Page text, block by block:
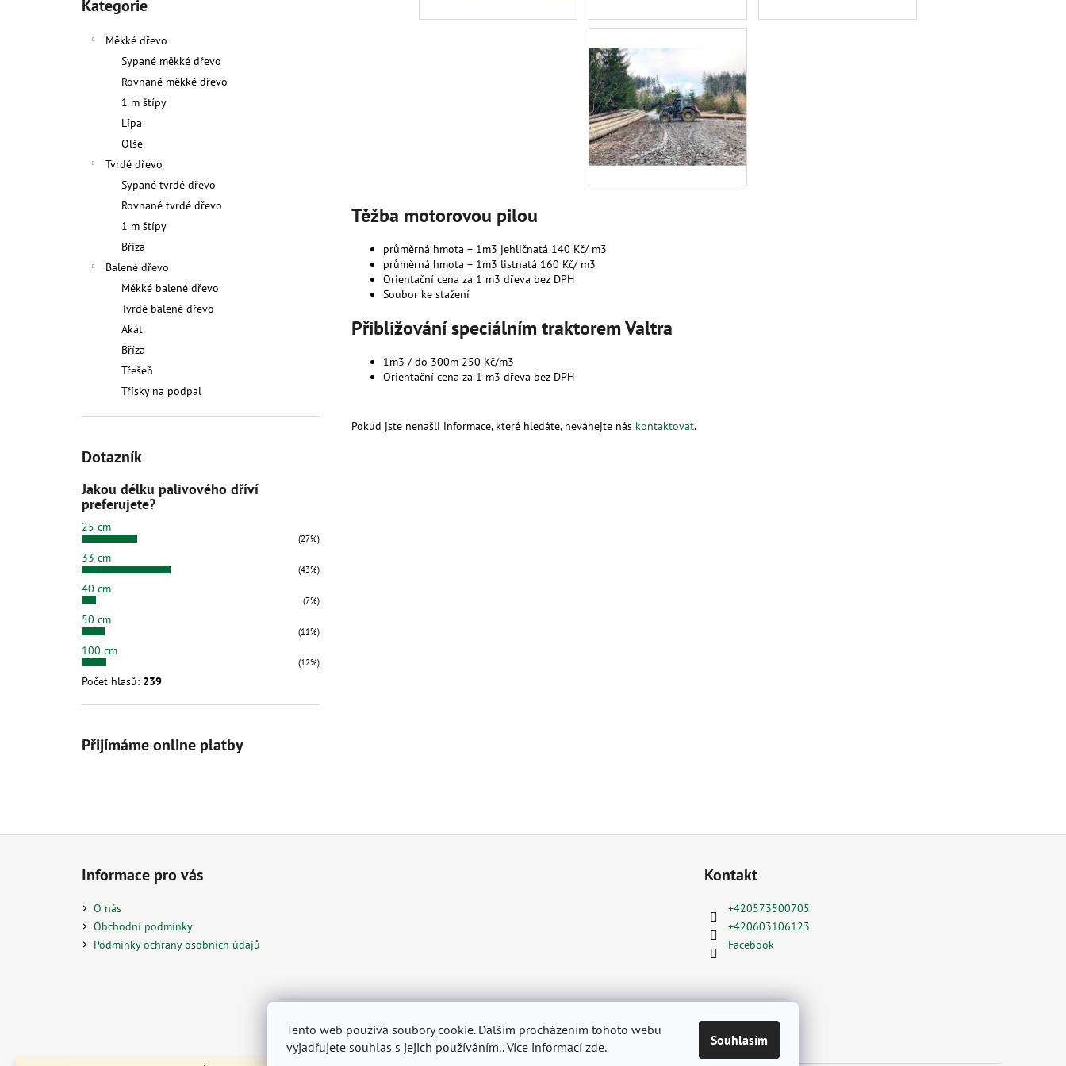
Tento web používá soubory cookie. Dalším procházením tohoto webu
vyjadřujete souhlas s jejich používáním.. Více informací zde. Souhlasím
Kategorie
Měkké dřevo
Sypané měkké dřevo
Rovnané měkké dřevo
1 m štípy
Lípa
Olše
Tvrdé dřevo
Sypané tvrdé dřevo
Rovnané tvrdé dřevo
1 m štípy
Bříza
Balené dřevo
Měkké balené dřevo
Tvrdé balené dřevo
Akát
Bříza
Třešeň
Třísky na podpal
Dotazník
Jakou délku palivového dříví
preferujete?
25 cm
(27%)
33 cm
(43%)
40 cm
(7%)
50 cm
(11%)
100 cm
(12%)
Počet hlasů: 239
Přijímáme online platby
Těžba motorovou pilou
průměrná hmota + 1m3 jehličnatá 140 Kč/ m3
průměrná hmota + 1m3 listnatá 160 Kč/ m3
Orientační cena za 1 m3 dřeva bez DPH
Soubor ke stažení
Přibližování speciálním traktorem Valtra
1m3 / do 300m 250 Kč/m3
Orientační cena za 1 m3 dřeva bez DPH
Pokud jste nenašli informace, které hledáte, neváhejte nás kontaktovat.
2 400 Kč
Informace pro vás
O nás
Obchodní podmínky
Podmínky ochrany osobních údajů
Kontakt
+420573500705
+420603106123
Facebook
Hlavica.cz - Robert Hlavica, fotograf přírody, lesník a myslivec